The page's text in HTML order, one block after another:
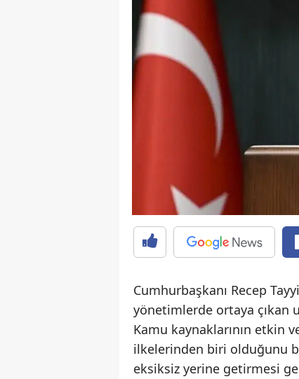
Cumhurbaşkanı Recep
yönetimlerde ortaya çıkan
Kamu kaynaklarının etkin
ilkelerinden biri olduğunu
eksiksiz yerine getirmesi